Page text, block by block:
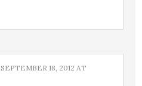
SEPTEMBER 18, 2012 AT